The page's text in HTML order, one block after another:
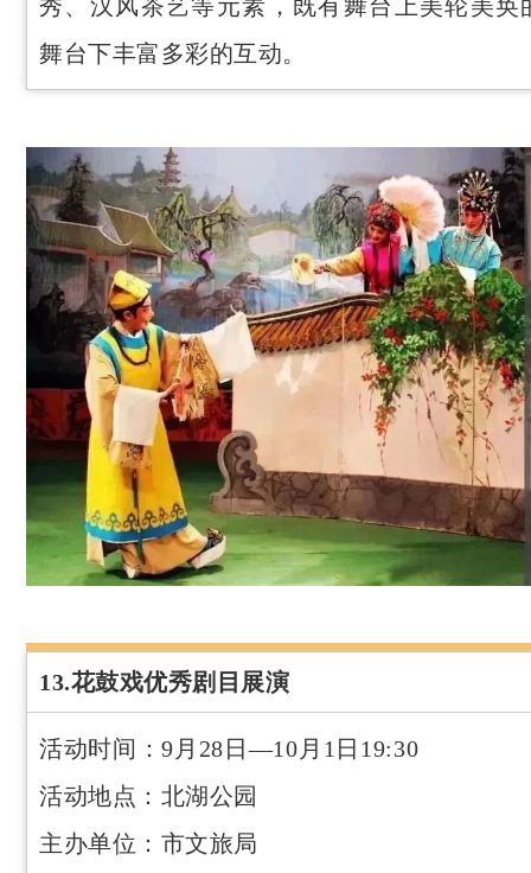
秀、汉风茶艺等元素，既有舞台上美轮美奂
舞台下丰富多彩的互动。
13.花鼓戏优秀剧目展演
活动时间：9月28日—10月1日19:30
活动地点：北湖公园
主办单位：市文旅局